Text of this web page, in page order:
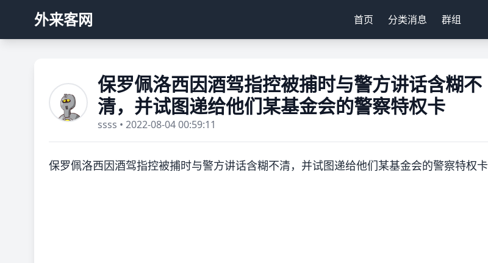
外来客网 首页 分类消息 群组
保罗佩洛西因酒驾指控被捕时与警方讲话含糊不
清，并试图递给他们某基金会的警察特权卡
ssss • 2022-08-04 00:59:11
保罗佩洛西因酒驾指控被捕时与警方讲话含糊不清，并试图递给他们某基金会的警察特权卡